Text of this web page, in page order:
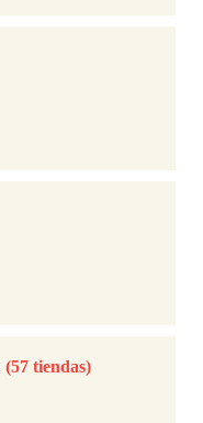
(57 tiendas)